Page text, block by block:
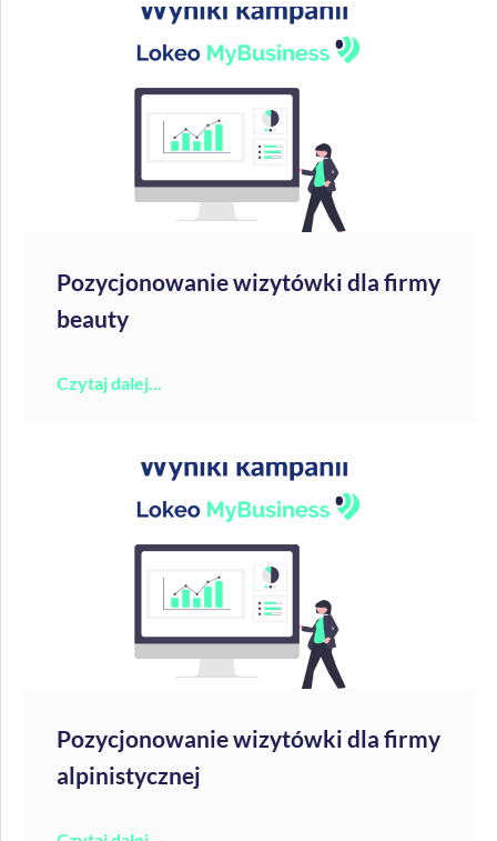
Pozycjonowanie wizytówki dla firmy
beauty
Czytaj dalej...
Pozycjonowanie wizytówki dla firmy
alpinistycznej